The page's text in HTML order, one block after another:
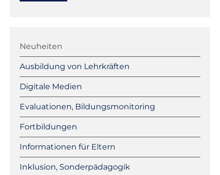
überspringen
Neuheiten
Ausbildung von Lehrkräften
Digitale Medien
Evaluationen, Bildungsmonitoring
Fortbildungen
Informationen für Eltern
Inklusion, Sonderpädagogik